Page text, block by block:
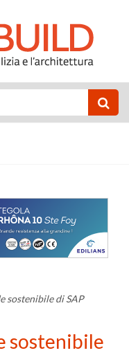
sostenibile di SAP
sostenibile